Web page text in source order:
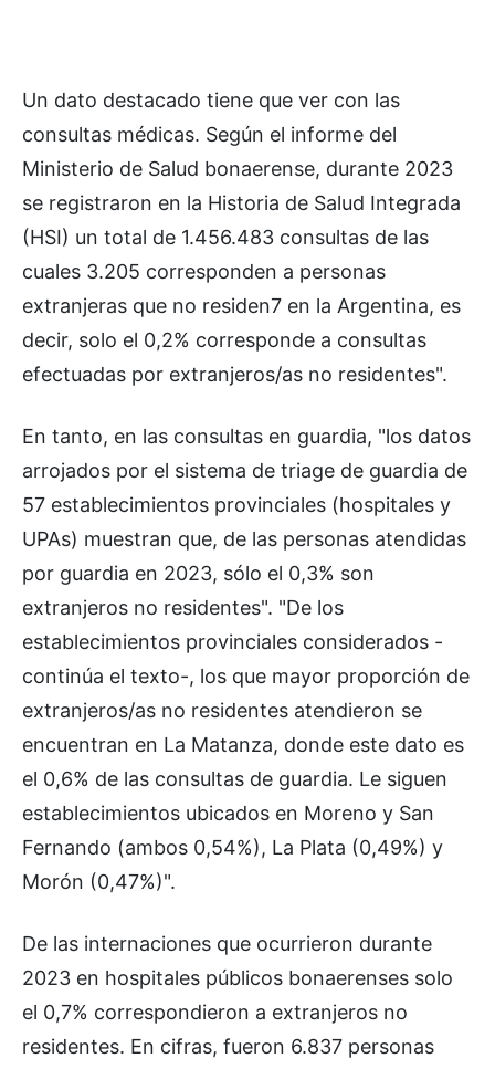
Un dato destacado tiene que ver con las
consultas médicas. Según el informe del
Ministerio de Salud bonaerense, durante 2023
se registraron en la Historia de Salud Integrada
(HSI) un total de 1.456.483 consultas de las
cuales 3.205 corresponden a personas
extranjeras que no residen7 en la Argentina, es
decir, solo el 0,2% corresponde a consultas
efectuadas por extranjeros/as no residentes".
En tanto, en las consultas en guardia, "los datos
arrojados por el sistema de triage de guardia de
57 establecimientos provinciales (hospitales y
UPAs) muestran que, de las personas atendidas
por guardia en 2023, sólo el 0,3% son
extranjeros no residentes". "De los
establecimientos provinciales considerados -
continúa el texto-, los que mayor proporción de
extranjeros/as no residentes atendieron se
encuentran en La Matanza, donde este dato es
el 0,6% de las consultas de guardia. Le siguen
establecimientos ubicados en Moreno y San
Fernando (ambos 0,54%), La Plata (0,49%) y
Morón (0,47%)".
De las internaciones que ocurrieron durante
2023 en hospitales públicos bonaerenses solo
el 0,7% correspondieron a extranjeros no
residentes. En cifras, fueron 6.837 personas